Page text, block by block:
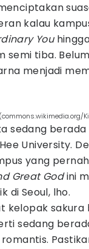
kalau
You
semi tiba.
menjadi
sedang berada
University.
yang
Great Godini
di Seoul, lho.
kelopak
sedang